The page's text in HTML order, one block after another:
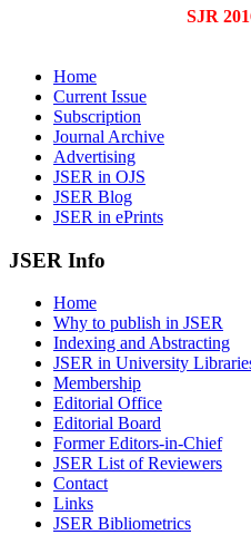
SJR
Home
Current Issue
Subscription
Journal Archive
Advertising
JSER in OJS
JSER Blog
JSER in ePrints
JSER Info
Home
Why to publish in JSER
Indexing and Abstracting
JSER in University
Membership
Editorial Office
Editorial Board
Former Editors-in-Chief
JSER List of Reviewers
Contact
Links
JSER Bibliometrics